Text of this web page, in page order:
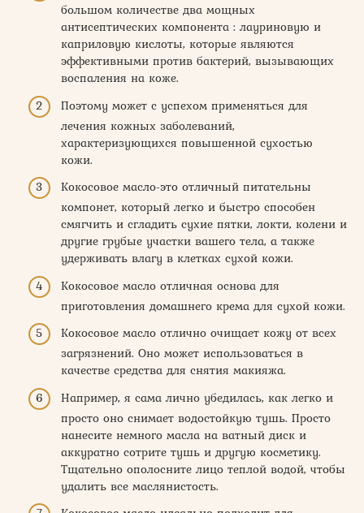
большом количестве два мощных
антисептических компонента : лауриновую и
каприловую кислоты, которые являются
эффективными против бактерий, вызывающих
воспаления на коже.
Поэтому может с успехом применяться для
лечения кожных заболеваний,
характеризующихся повышенной сухостью
кожи.
Кокосовое масло-это отличный питательны
компонет, который легко и быстро способен
смягчить и сгладить сухие пятки, локти, колени и
другие грубые участки вашего тела, а также
удерживать влагу в клетках сухой кожи.
Кокосовое масло отличная основа для
приготовления домашнего крема для сухой кожи.
Кокосовое масло отлично очищает кожу от всех
загрязнений. Оно может использоваться в
качестве средства для снятия макияжа.
Например, я сама лично убедилась, как легко и
просто оно снимает водостойкую тушь. Просто
нанесите немного масла на ватный диск и
аккуратно сотрите тушь и другую косметику.
Тщательно ополосните лицо теплой водой, чтобы
удалить все маслянистость.